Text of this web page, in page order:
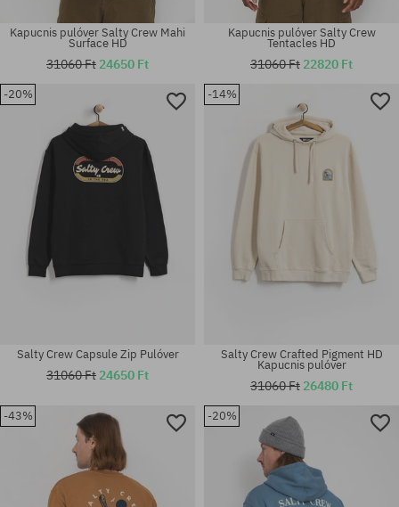
Elérhető méretek:
Elérhető méretek:
Elérhető méretek:
Kapucnis pulóver Salty Crew Mahi
Surface HD
31060 Ft 24650 Ft
Elérhető méretek:
Kapucnis pulóver Salty Crew
Tentacles HD
31060 Ft 22820 Ft
-20%
Salty Crew Capsule Zip Pulóver
31060 Ft 24650 Ft
-14%
Salty Crew Crafted Pigment HD
Kapucnis pulóver
31060 Ft 26480 Ft
-43% -20%